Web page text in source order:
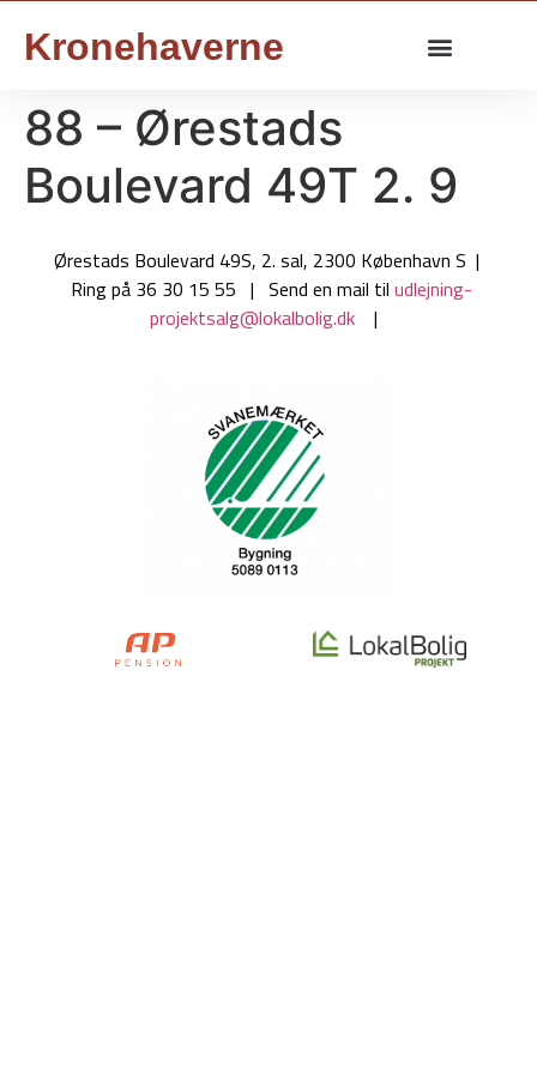
Kronehaverne
88 – Ørestads
Boulevard 49T 2. 9
Ørestads Boulevard 49S, 2. sal, 2300 København S |
Ring på 36 30 15 55 | Send en mail til udlejning-
projektsalg@lokalbolig.dk |